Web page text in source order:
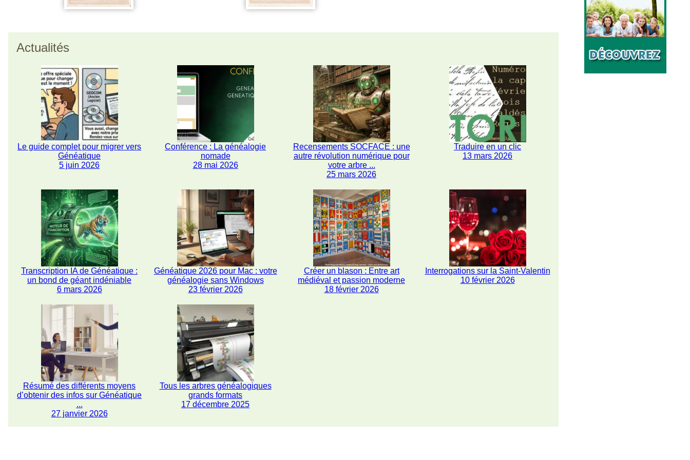
Actualités
Le guide complet pour migrer vers
Généatique
5 juin 2026
Conférence : La généalogie
nomade
28 mai 2026
Recensements SOCFACE : une
autre révolution numérique pour
votre arbre ...
25 mars 2026
Traduire en un clic
13 mars 2026
Transcription IA de Généatique :
un bond de géant indéniable
6 mars 2026
Généatique 2026 pour Mac : votre
généalogie sans Windows
23 février 2026
Créer un blason : Entre art
médiéval et passion moderne
18 février 2026
Interrogations sur la Saint-Valentin
10 février 2026
Résumé des différents moyens
d’obtenir des infos sur Généatique
...
27 janvier 2026
Tous les arbres généalogiques
grands formats
17 décembre 2025